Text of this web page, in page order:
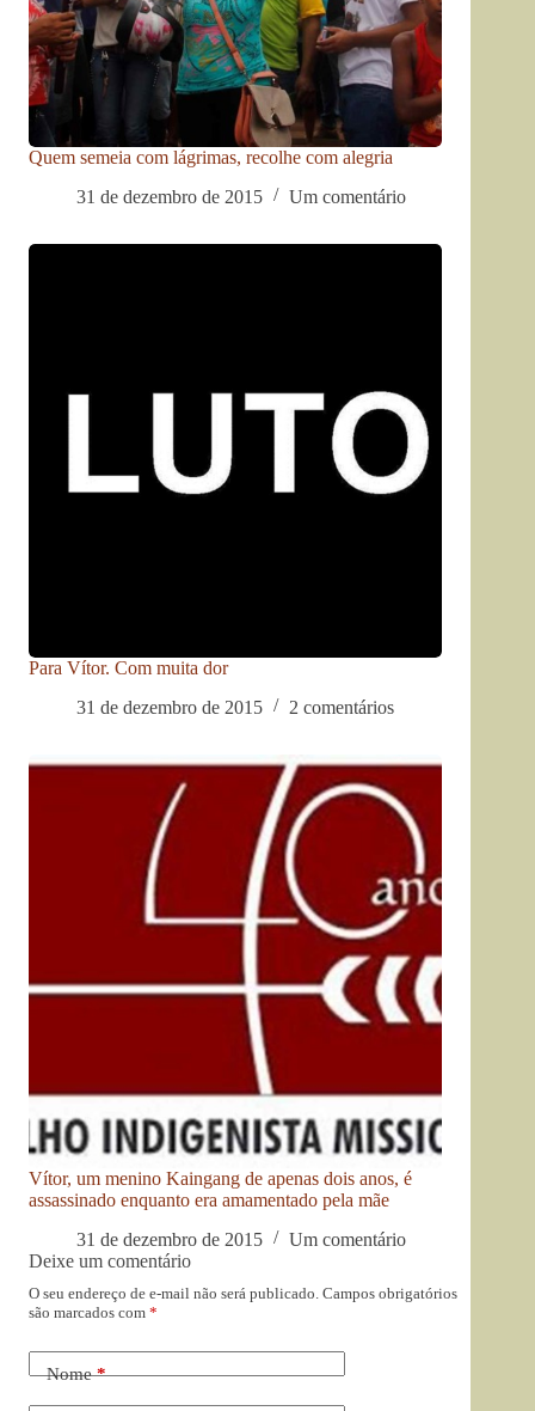
Quem semeia com lágrimas, recolhe com alegria
31 de dezembro de 2015
Um comentário
Para Vítor. Com muita dor
31 de dezembro de 2015
2 comentários
Vítor, um menino Kaingang de apenas dois anos, é
assassinado enquanto era amamentado pela mãe
31 de dezembro de 2015
Um comentário
Deixe um comentário
O seu endereço de e-mail não será publicado. Campos obrigatórios
são marcados com *
Nome*